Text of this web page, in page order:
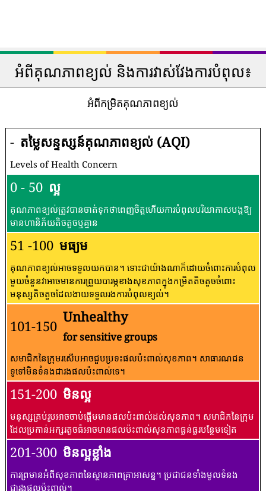
អំពីគុណភាពខ្យល់ និងការវាស់វែងការបំពុល៖
អំពីកម្រិតគុណភាពខ្យល់
- តម្លៃសន្ទស្សន៍គុណភាពខ្យល់ (AQI)
Levels of Health Concern
0 - 50 ល្អ
គុណភាពខ្យល់ត្រូវបានចាត់ទុកថាពេញចិត្តហើយការបំពុលបរិយាកាសបង្កឱ្យ
មានហានិភ័យតិចតួចឬគ្មាន
51 -100 មធ្យម
គុណភាពខ្យល់អាចទទួលយកបាន។ ទោះជាយ៉ាងណាក៏ដោយចំពោះការបំពុល
មួយចំនួនវាអាចមានការព្រួយបារម្ភខាងសុខភាពក្នុងកម្រិតតិចតួចចំពោះ
មនុស្សតិចតួចដែលងាយទទួលរងការបំពុលខ្យល់។
101-150
Unhealthy
for sensitive groups
សមាជិកនៃក្រុមរសើបអាចជួបប្រទះផលប៉ះពាល់សុខភាព។ សាធារណជន​
ទូទៅ​មិន​ទំនង​ជា​រង​ផល​ប៉ះពាល់​ទេ។
151-200 មិនល្អ
មនុស្សគ្រប់រូបអាចចាប់ផ្តើមមានផលប៉ះពាល់ដល់សុខភាព។ សមាជិកនៃក្រុម
ដែលប្រកាន់អក្សរតូចធំអាចមានផលប៉ះពាល់សុខភាពធ្ងន់ធ្ងរបន្ថែមទៀត
201-300 មិនល្អខ្លាំង
ការព្រមានអំពីសុខភាពនៃស្ថានភាពគ្រាអាសន្ន។ ប្រជាជនទាំងមូលទំនង
ជារងផលប៉ះពាល់។